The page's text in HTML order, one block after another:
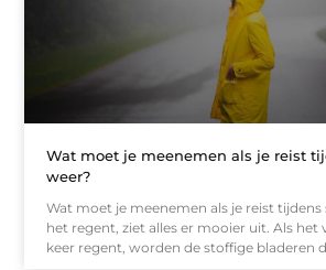
Wat moet je meenemen als je reist
weer?
Wat moet je meenemen als je reist tijdens
het regent, ziet alles er mooier uit. Als het
keer regent, worden de stoffige bladeren